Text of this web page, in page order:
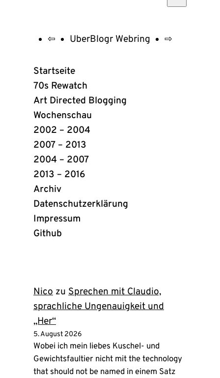
UberBlogr
Webring
Links
⇦ UberBlogr Webring ⇨
Startseite
70s Rewatch
Art Directed Blogging
Wochenschau
2002 – 2004
2007 – 2013
2004 – 2007
2013 – 2016
Archiv
Datenschutzerklärung
Impressum
Github
Nico zu Sprechen mit Claudio,
sprachliche Ungenauigkeit und
„Her“
5. August 2026
Wobei ich mein liebes Kuschel- und
Gewichtsfaultier nicht mit the technology
that should not be named in einem Satz